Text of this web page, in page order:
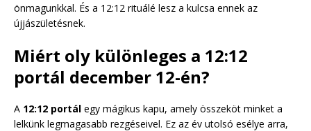
önmagunkkal. És a 12:12 rituálé lesz a kulcsa ennek az
újjászületésnek.
Miért oly különleges a 12:12
portál december 12-én?
A 12:12 portál egy mágikus kapu, amely összeköt minket a
lelkünk legmagasabb rezgéseivel. Ez az év utolsó esélye arra,